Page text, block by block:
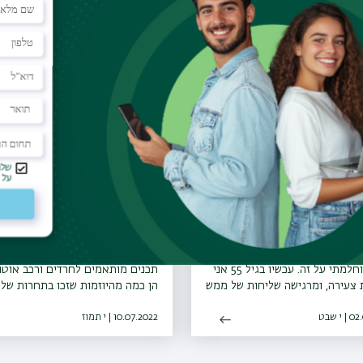
עוד כתבות שיעניינו אותך
נחמני, בוגרת
רופאה וחלמתי על זה. עכשיו בגיל 55 אני
צעירה, ומרגישה שליחות של ממש
לרפואה של בר-אילן
רופאה מרדימה ברמב"ם
שבט
חוויית המטופלים
תכנים מותאמים לחרדים ורכב
הן כמה מהיוזמות שזכו בתחרות
חוויית המטופל
10.07.2022 | י תמוז